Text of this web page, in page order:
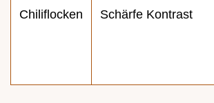
Chiliflocken Schärfe Kontrast